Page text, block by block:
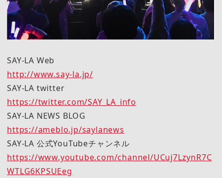
SAY-LA Web
http://www.say-la.jp/
SAY-LA twitter
https://twitter.com/SAY_LA_info
SAY-LA NEWS BLOG
https://ameblo.jp/saylanews
SAY-LA 公式YouTubeチャンネル
https://www.youtube.com/channel/UCuj7LzynR7C
WTLG6KPSUEeg